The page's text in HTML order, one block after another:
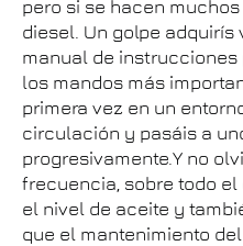
pero si se hacen
diesel. Un golpe
manual de
los mandos más
primera vez en un
circulación y pasáis a
progresivamente.Y no
frecuencia, sobre todo
el nivel de aceite y
que el mantenimiento